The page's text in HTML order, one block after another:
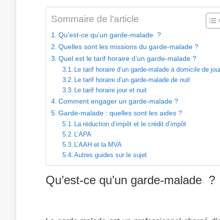
Sommaire de l'article
Qu’est-ce qu’un garde-malade ?
Quelles sont les missions du garde-malade ?
Quel est le tarif horaire d’un garde-malade ?
Le tarif horaire d’un garde-malade à domicile de
Le tarif horaire d’un garde-malade de nuit
Le tarif horaire jour et nuit
Comment engager un garde-malade ?
Garde-malade : quelles sont les aides ?
La réduction d’impôt et le crédit d’impôt
L’APA
L’AAH et la MVA
Autres guides sur le sujet
Qu’est-ce qu’un garde-malade ?